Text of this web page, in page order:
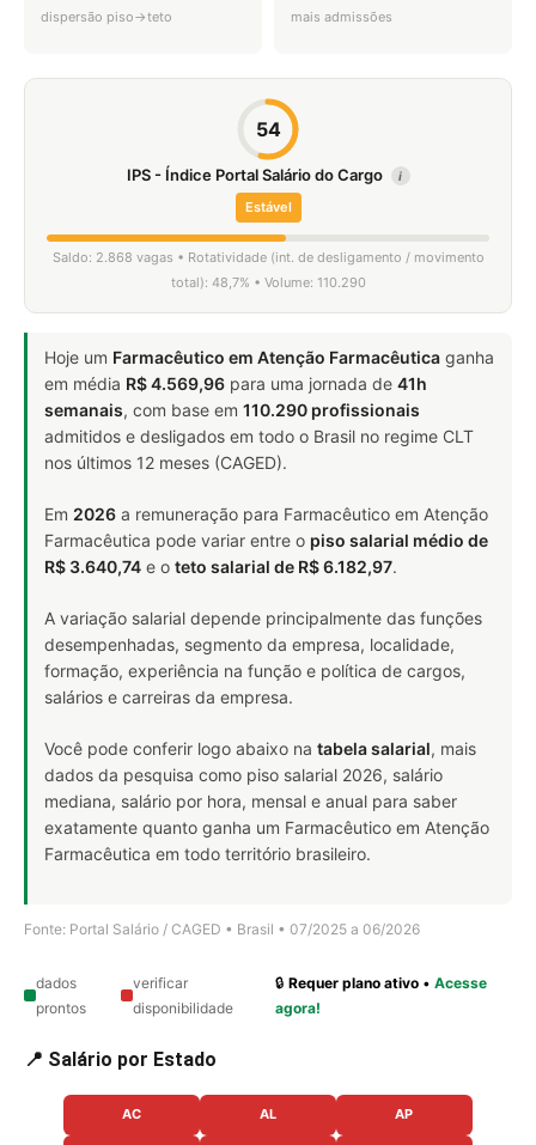
dispersão piso→teto mais admissões
54
IPS - Índice Portal Salário do Cargo i
Estável
Saldo: 2.868 vagas • Rotatividade (int. de desligamento / movimento
total): 48,7% • Volume: 110.290
Hoje um Farmacêutico em Atenção Farmacêutica ganha
em média R$ 4.569,96 para uma jornada de 41h
semanais, com base em 110.290 profissionais
admitidos e desligados em todo o Brasil no regime CLT
nos últimos 12 meses (CAGED).
Em 2026 a remuneração para Farmacêutico em Atenção
Farmacêutica pode variar entre o piso salarial médio de
R$ 3.640,74 e o teto salarial de R$ 6.182,97.
A variação salarial depende principalmente das funções
desempenhadas, segmento da empresa, localidade,
formação, experiência na função e política de cargos,
salários e carreiras da empresa.
Você pode conferir logo abaixo na tabela salarial, mais
dados da pesquisa como piso salarial 2026, salário
mediana, salário por hora, mensal e anual para saber
exatamente quanto ganha um Farmacêutico em Atenção
Farmacêutica em todo território brasileiro.
Fonte: Portal Salário / CAGED • Brasil • 07/2025 a 06/2026
dados
prontos
verificar
disponibilidade
🔒Requer plano ativo •Acesse
agora!
📍 Salário por Estado
AC AL AP